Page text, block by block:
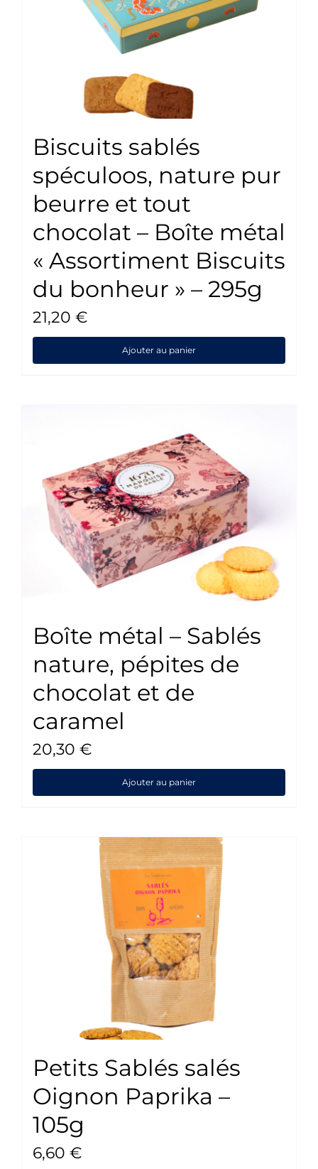
Biscuits sablés
spéculoos, nature pur
beurre et tout
chocolat – Boîte métal
« Assortiment Biscuits
du bonheur » – 295g
21,20 €
Ajouter au panier
Boîte métal – Sablés
nature, pépites de
chocolat et de
caramel
20,30 €
Ajouter au panier
Petits Sablés salés
Oignon Paprika –
105g
6,60 €